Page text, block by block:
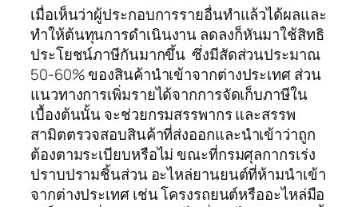
เมื่อเห็นว่าผู้ประกอบการรายอื่นทำแล้วได้ผลและ
ทำให้ต้นทุนการดำเนินงาน ลดลงก็หันมาใช้สิทธิ
ประโยชน์ภาษีกันมากขึ้น ซึ่งมีสัดส่วนประมาณ
50-60% ของสินค้านำเข้าจากต่างประเทศ ส่วน
แนวทางการเพิ่มรายได้จากการจัดเก็บภาษีใน
เบื้องต้นนั้น จะช่วยกรมสรรพากร และสรรพ
สามิตตรวจสอบสินค้าที่ส่งออกและนำเข้าว่าถูก
ต้องตามระเบียบหรือไม่ ขณะที่กรมศุลกากรเร่ง
ปราบปรามชิ้นส่วน อะไหล่ยานยนต์ที่ห้ามนำเข้า
จากต่างประเทศ เช่น โครงรถยนต์หรืออะไหล่มือ